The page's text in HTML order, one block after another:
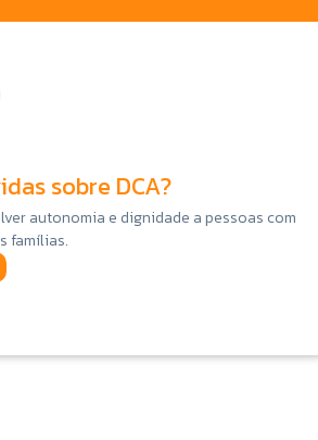
sobre DCA?
autonomia e dignidade a pessoas com
famílias.